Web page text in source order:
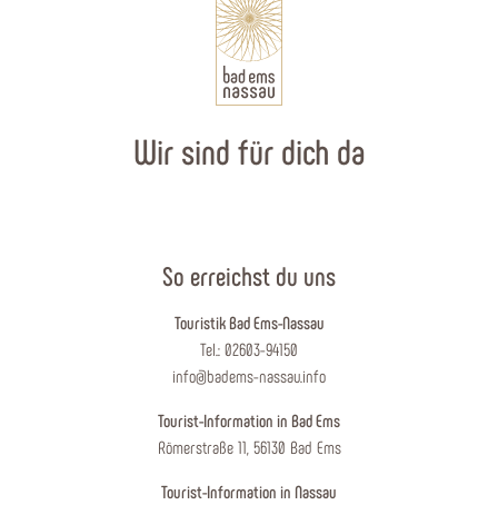
Wir sind für dich da
So erreichst du uns
Touristik Bad Ems-Nassau
Tel.: 02603-94150
info@badems-nassau.info
Tourist-Information in Bad Ems
Römerstraße 11, 56130 Bad Ems
Tourist-Information in Nassau